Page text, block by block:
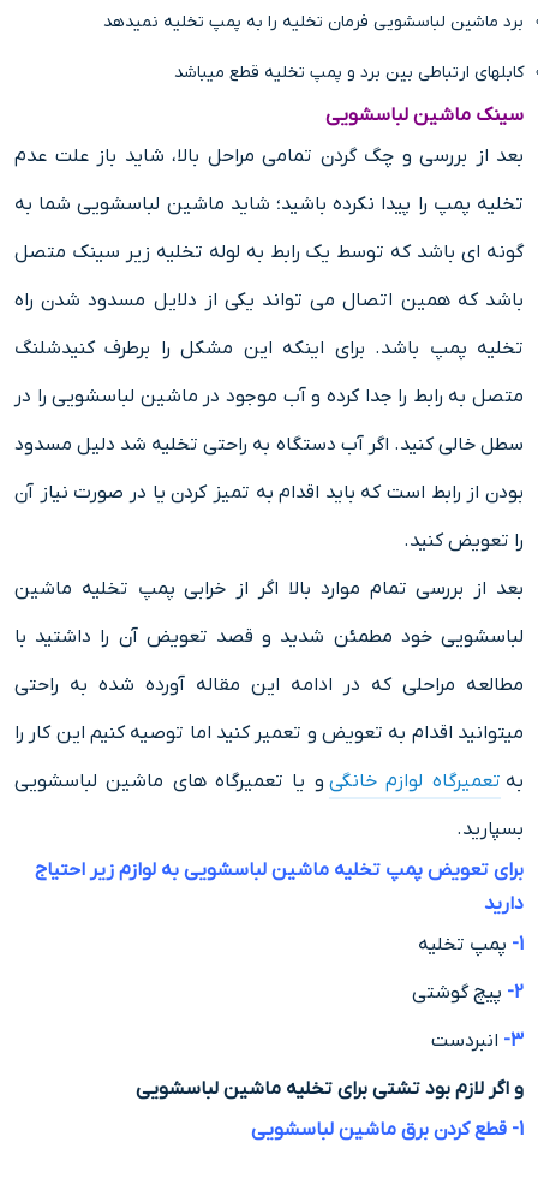
برد ماشین لباسشویی فرمان تخلیه را به پمپ تخلیه نمیدهد
کابلهای ارتباطی بین برد و پمپ تخلیه قطع میباشد
سینک ماشین لباسشویی
بعد از بررسی و چگ گردن تمامی مراحل بالا، شاید باز علت عدم
تخلیه پمپ را پیدا نکرده باشید؛ شاید ماشین لباسشویی شما به
گونه ای باشد که توسط یک رابط به لوله تخلیه زیر سینک متصل
باشد که همین اتصال می تواند یکی از دلایل مسدود شدن راه
تخلیه پمپ باشد. برای اینکه این مشکل را برطرف کنیدشلنگ
متصل به رابط را جدا کرده و آب موجود در ماشین لباسشویی را در
سطل خالی کنید. اگر آب دستگاه به راحتی تخلیه شد دلیل مسدود
بودن از رابط است که باید اقدام به تمیز کردن یا در صورت نیاز آن
را تعویض کنید.
بعد از بررسی تمام موارد بالا اگر از خرابی پمپ تخلیه ماشین
لباسشویی خود مطمئن شدید و قصد تعویض آن را داشتید با
مطالعه مراحلی که در ادامه این مقاله آورده شده به راحتی
میتوانید اقدام به تعویض و تعمیر کنید اما توصیه کنیم این کار را
به تعمیرگاه لوازم خانگی و یا تعمیرگاه های ماشین لباسشویی
بسپارید.
برای تعویض پمپ تخلیه ماشین لباسشویی به لوازم زیر احتیاج
دارید
1- پمپ تخلیه
2- پیچ گوشتی
3- انبردست
و اگر لازم بود تشتی برای تخلیه ماشین لباسشویی
1- قطع کردن برق ماشین لباسشویی